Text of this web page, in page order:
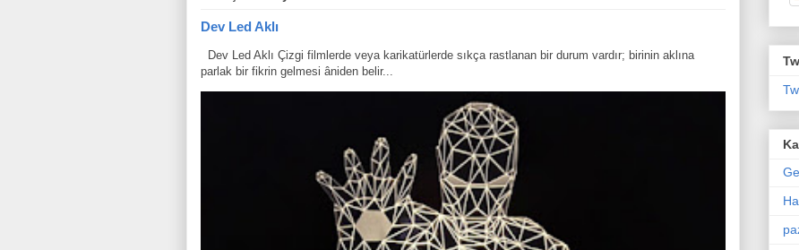
Dev Led Aklı
Dev Led Aklı Çizgi filmlerde veya karikatürlerde sıkça rastlanan bir durum vardır; birinin aklına
parlak bir fikrin gelmesi âniden belir...